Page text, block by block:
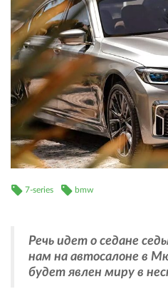
7-series bmw
Речь идет о седане
нам на автосалоне в
будет явлен миру в